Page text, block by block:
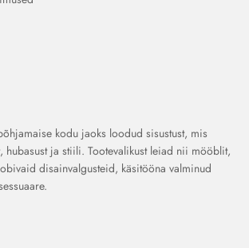
kodu jaoks loodud sisustust, mis
hubasust ja stiili. Tootevalikust leiad nii mööblit,
disainvalgusteid, käsitööna valminud